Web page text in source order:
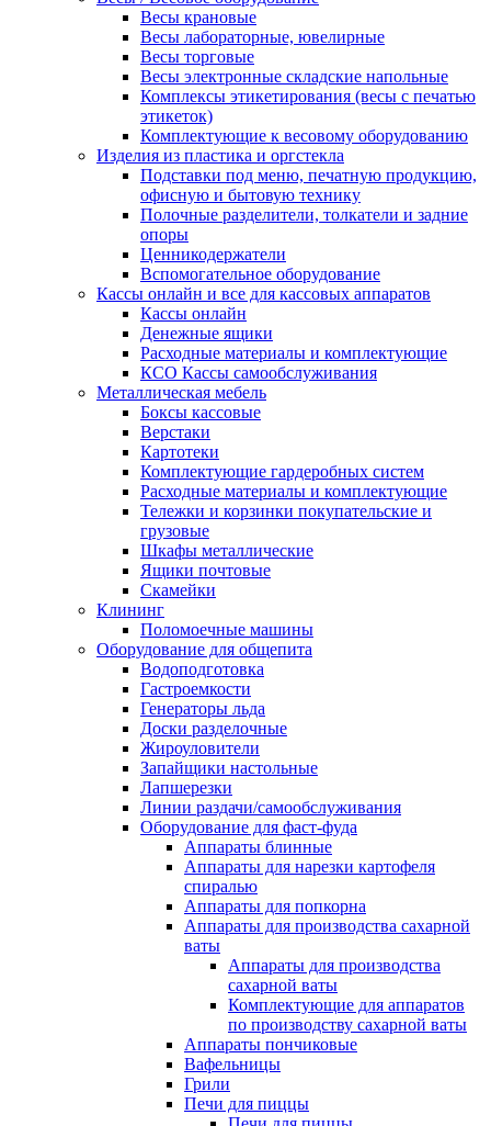
Весы крановые
Весы лабораторные, ювелирные
Весы торговые
Весы электронные складские напольные
Комплексы этикетирования (весы с печатью
этикеток)
Комплектующие к весовому оборудованию
Изделия из пластика и оргстекла
Подставки под меню, печатную продукцию,
офисную и бытовую технику
Полочные разделители, толкатели и задние
опоры
Ценникодержатели
Вспомогательное оборудование
Кассы онлайн и все для кассовых аппаратов
Кассы онлайн
Денежные ящики
Расходные материалы и комплектующие
КСО Кассы самообслуживания
Металлическая мебель
Боксы кассовые
Верстаки
Картотеки
Комплектующие гардеробных систем
Расходные материалы и комплектующие
Тележки и корзинки покупательские и
грузовые
Шкафы металлические
Ящики почтовые
Скамейки
Клининг
Поломоечные машины
Оборудование для общепита
Водоподготовка
Гастроемкости
Генераторы льда
Доски разделочные
Жироуловители
Запайщики настольные
Лапшерезки
Линии раздачи/самообслуживания
Оборудование для фаст-фуда
Аппараты блинные
Аппараты для нарезки картофеля
спиралью
Аппараты для попкорна
Аппараты для производства сахарной
ваты
Аппараты для производства
сахарной ваты
Комплектующие для аппаратов
по производству сахарной ваты
Аппараты пончиковые
Вафельницы
Грили
Печи для пиццы